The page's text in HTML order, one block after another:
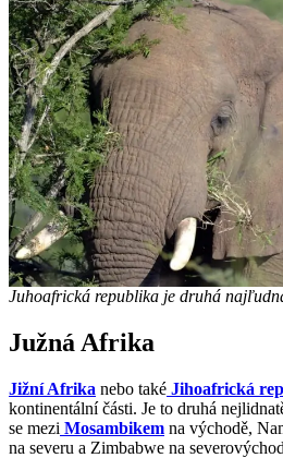
Juhoafrická republika je druhá
Južná Afrika
Jižní Afrika nebo také Jihoafrická
kontinentální části. Je to druhá
se mezi Mosambikem na východě,
na severu a Zimbabwe na